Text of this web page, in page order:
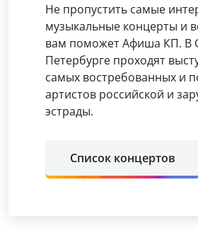
Не пропустить самые
музыкальные концерты и
вам поможет Афиша КП. В
Петербурге проходят
самых востребованных и
артистов российской и
эстрады.
Список концертов